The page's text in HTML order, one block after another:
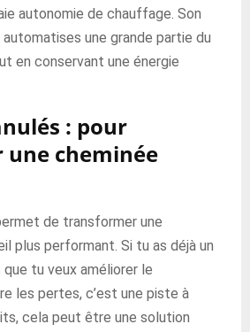
autonomie de chauffage. Son
une grande partie du
en conservant une énergie
: pour
cheminée
de transformer une
plus performant. Si tu as déjà un
tu veux améliorer le
les pertes, c’est une piste à
cela peut être une solution